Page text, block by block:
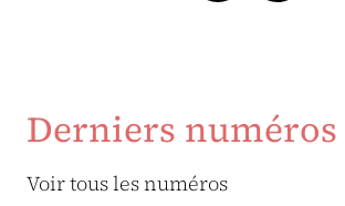
Derniers numéros
Voir tous les numéros